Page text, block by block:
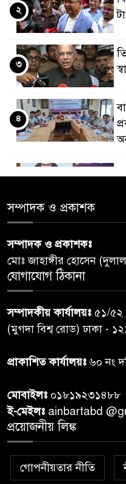
২
৩
৪
৬
৭
৮
৯
সম্পাদক ও প্রকাশক
সম্পাদক ও প্রকাশকঃ
মোঃ জাহাঙ্গীর হোসেন
যোগাযোগ ঠিকানা
সম্পাদকীয় কার্যালয়ঃ ৫১/৫২
(মুগদা বিশ্ব রোড) ঢাকা -
প্রাকাশিত কার্যালয়ঃ৬০ নং
মোবাইলঃ ০১৮১৯২৩১৪৮৮
ই-মেইলঃ ainbartabd
প্রয়োজনীয় লিঙ্ক
গোপনীয়তার নীতি